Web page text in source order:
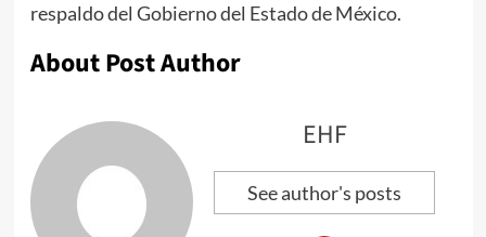
respaldo del Gobierno del Estado de México.
About Post Author
EHF
See author's posts